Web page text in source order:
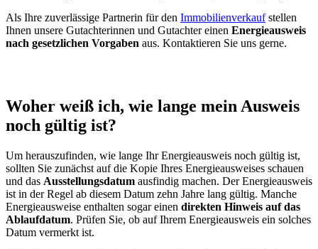
Als Ihre zuverlässige Partnerin für den Immobilienverkaufstellen
Ihnen unsere Gutachterinnen und Gutachter einen Energieausweis
nach gesetzlichen Vorgaben aus. Kontaktieren Sie uns gerne.
Woher weiß ich, wie lange mein Ausweis
noch gültig ist?
Um herauszufinden, wie lange Ihr Energieausweis noch gültig ist,
sollten Sie zunächst auf die Kopie Ihres Energieausweises schauen
und das Ausstellungsdatum ausfindig machen. Der Energieausweis
ist in der Regel ab diesem Datum zehn Jahre lang gültig. Manche
Energieausweise enthalten sogar einen direkten Hinweis auf das
Ablaufdatum. Prüfen Sie, ob auf Ihrem Energieausweis ein solches
Datum vermerkt ist.